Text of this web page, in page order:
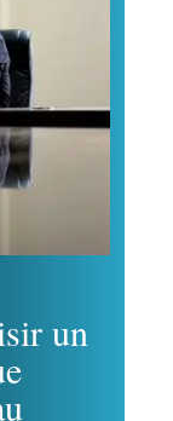
un